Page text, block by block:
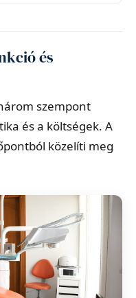
és
szempont
és a költségek. A
közelíti meg